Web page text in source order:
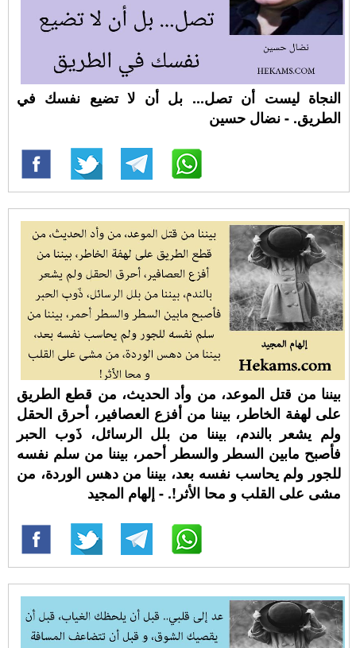
النجاة ليست أن تصل... بل أن لا تضيع نفسك في
الطريق. - نضال حسين
بيننا من قتل الموعد، من وأد الحديث، من قطع الطريق
على لهفة الخاطر، بيننا من أفزع العصافير، أحرق الحقل
ولم يشعر بالندم، بيننا من بلل الرسائل، ذَوب الحبر
فأصبح مابين السطر والسطر أحمر، بيننا من سلم نفسه
للجور ولم يحاسب نفسه بعد، بيننا من دهس الوردة، من
مشى على القلب و محا الأثر!. - إلهام المجيد